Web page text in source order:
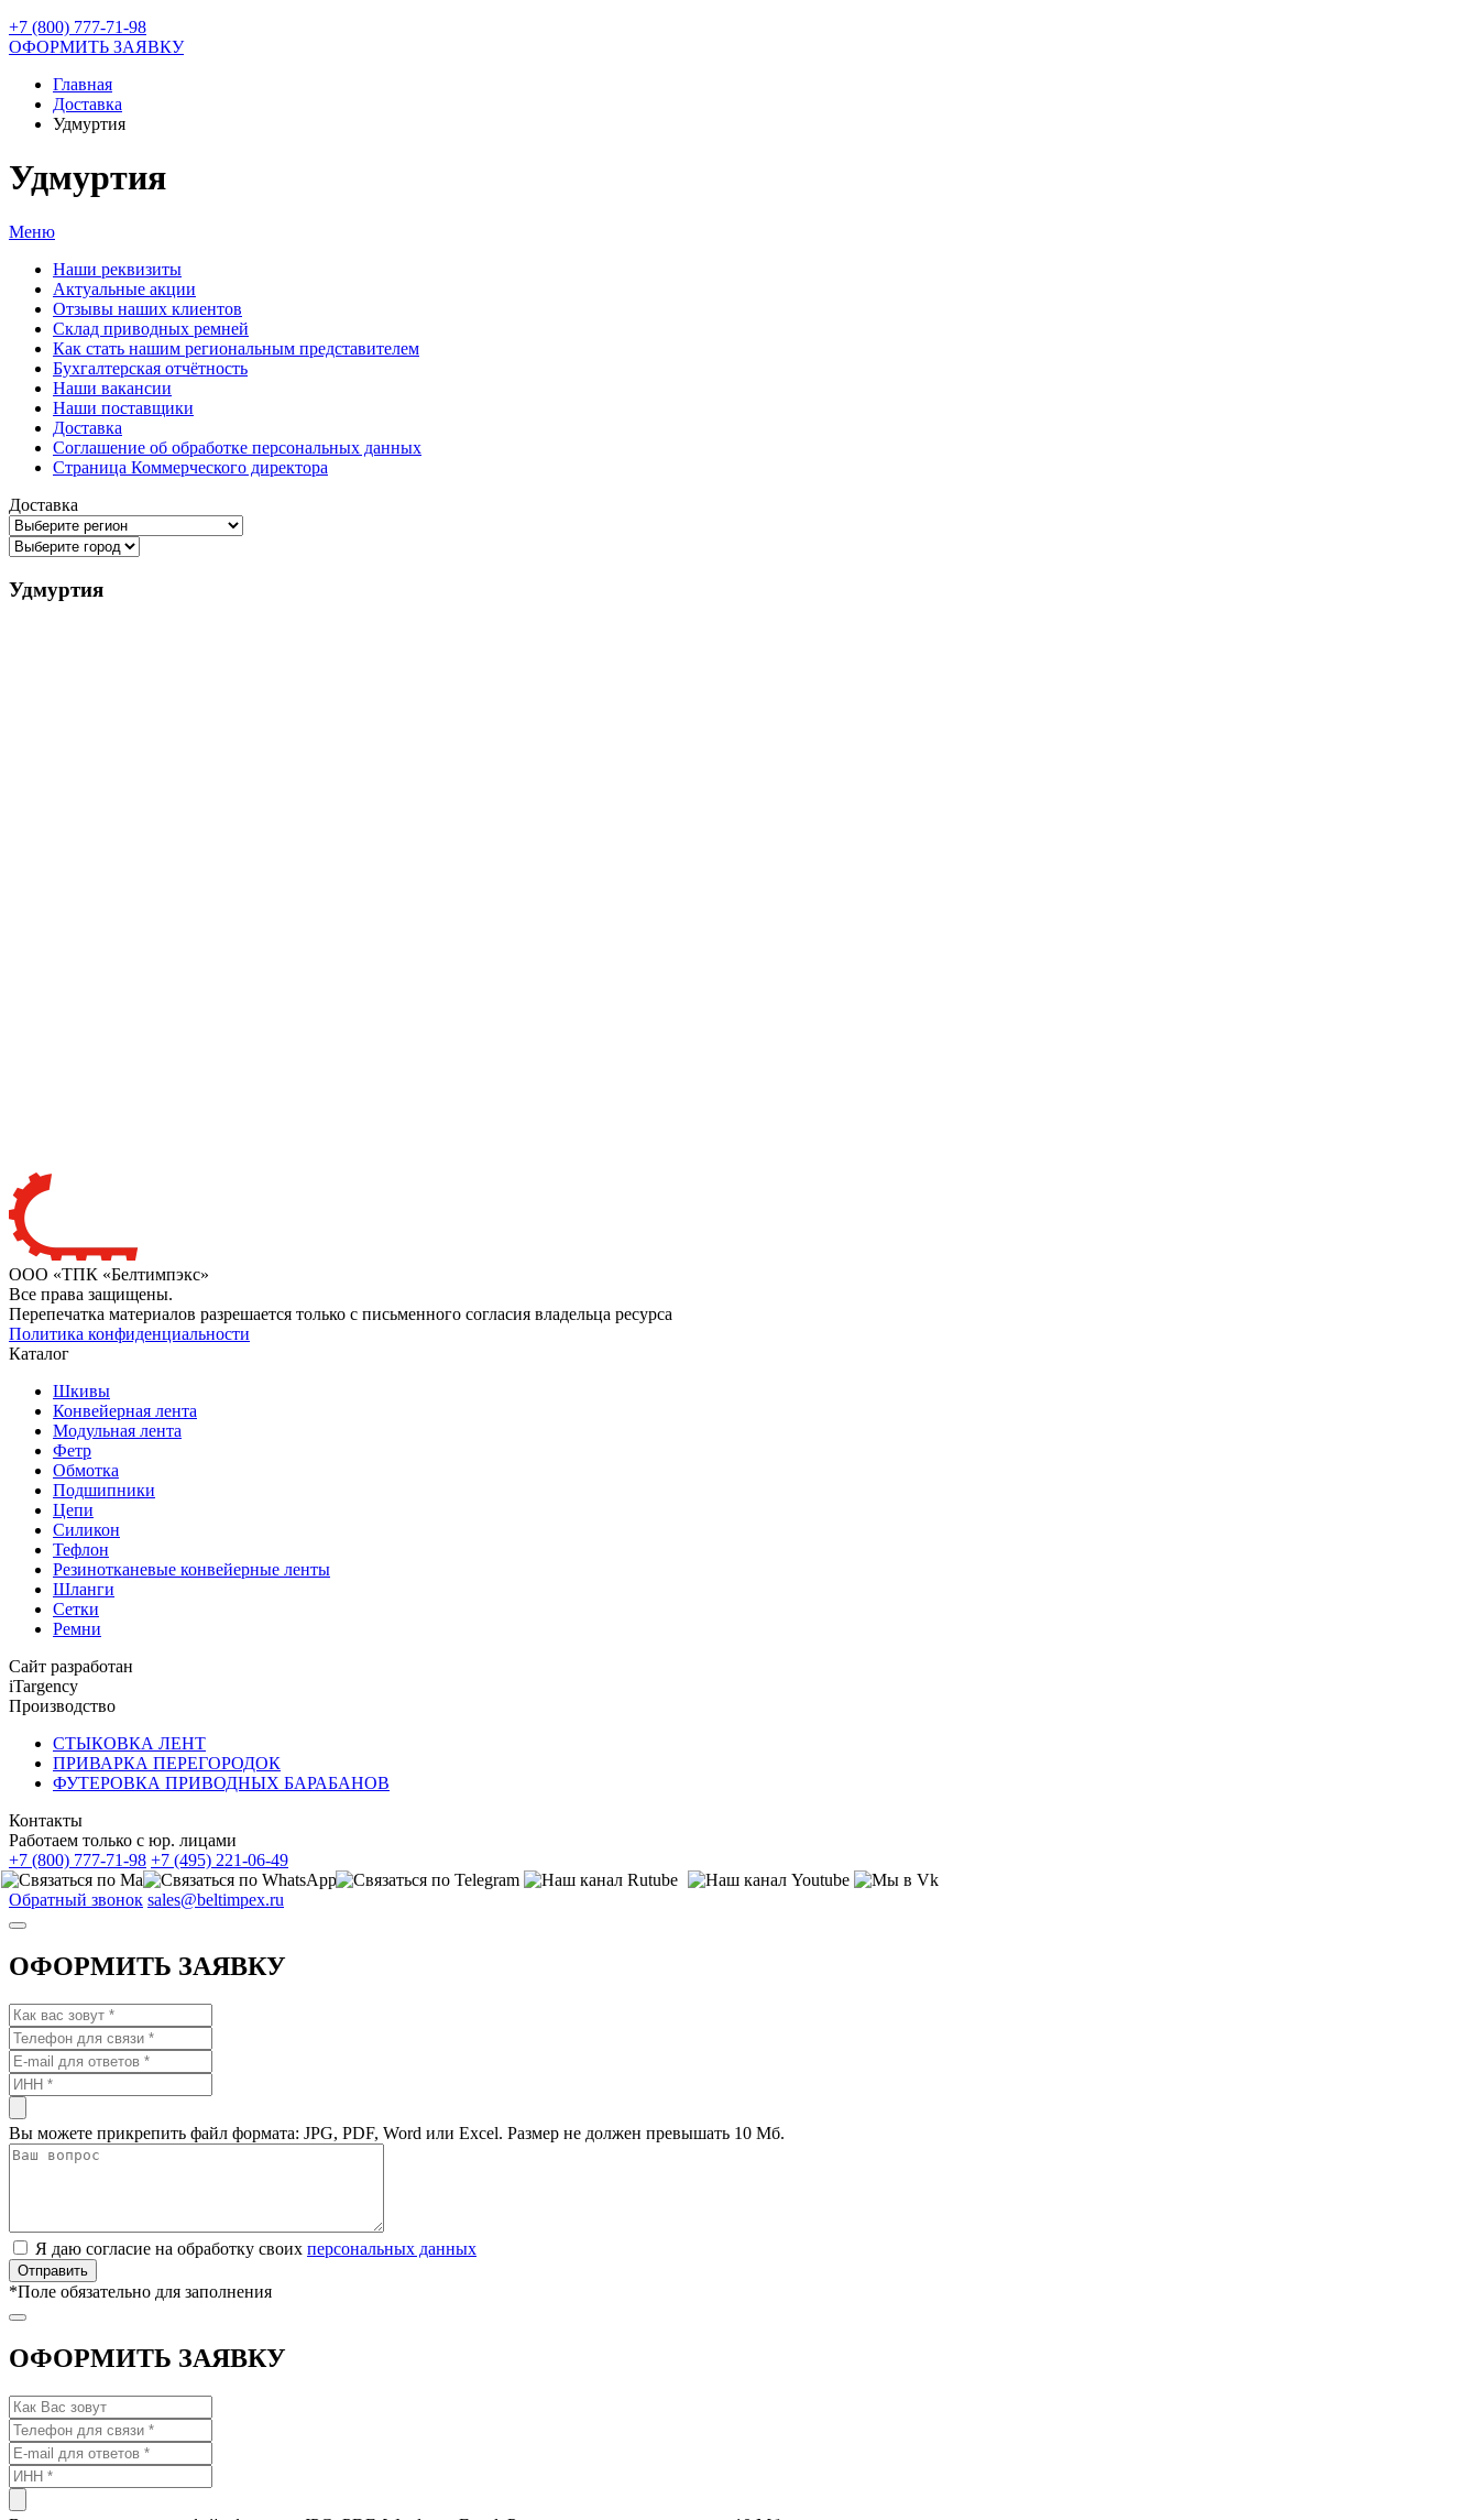
+7 (800) 777-71-98
ОФОРМИТЬ ЗАЯВКУ
Главная
Доставка
Удмуртия
Удмуртия
Меню
Наши реквизиты
Актуальные акции
Отзывы наших клиентов
Склад приводных ремней
Как стать нашим региональным представителем
Бухгалтерская отчётность
Наши вакансии
Наши поставщики
Доставка
Соглашение об обработке персональных данных
Страница Коммерческого директора
Доставка
Удмуртия
ООО «ТПК «Белтимпэкс»
Все права защищены.
Перепечатка материалов разрешается только с письменного согласия владельца ресурса
Политика конфиденциальности
Каталог
Шкивы
Конвейерная лента
Модульная лента
Фетр
Обмотка
Подшипники
Цепи
Силикон
Тефлон
Резинотканевые конвейерные ленты
Шланги
Сетки
Ремни
Сайт разработан
iTargency
Производство
СТЫКОВКА ЛЕНТ
ПРИВАРКА ПЕРЕГОРОДОК
ФУТЕРОВКА ПРИВОДНЫХ БАРАБАНОВ
Контакты
Работаем только с юр. лицами
+7 (800) 777-71-98 +7 (495) 221-06-49
Обратный звонок sales@beltimpex.ru
ОФОРМИТЬ ЗАЯВКУ
Вы можете прикрепить файл формата: JPG, PDF, Word или Excel. Размер не должен превышать 10 Мб.
Я даю согласие на обработку своих персональных данных
*Поле обязательно для заполнения
ОФОРМИТЬ ЗАЯВКУ